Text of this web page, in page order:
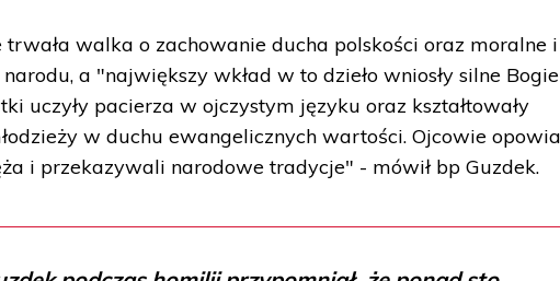
trwała walka o zachowanie ducha polskości oraz moralne i
a "największy wkład w to dzieło wniosły silne
uczyły pacierza w ojczystym języku oraz kształtowały
w duchu ewangelicznych wartości. Ojcowie
i przekazywali narodowe tradycje" - mówił bp Guzdek.